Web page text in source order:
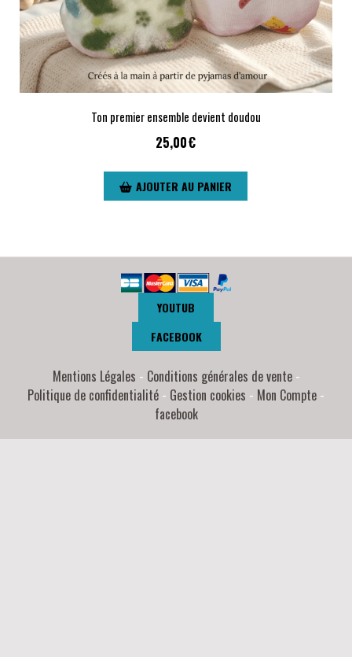
Ton premier ensemble devient doudou
25,00€
AJOUTER AU PANIER
YOUTUB
FACEBOOK
Mentions Légales
Conditions générales de vente
Politique de confidentialité
Gestion cookies
Mon Compte
facebook